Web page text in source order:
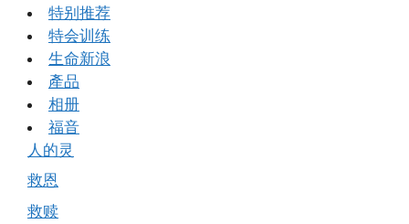
特别推荐
特会训练
生命新浪
產品
相册
福音
人的灵
救恩
救赎